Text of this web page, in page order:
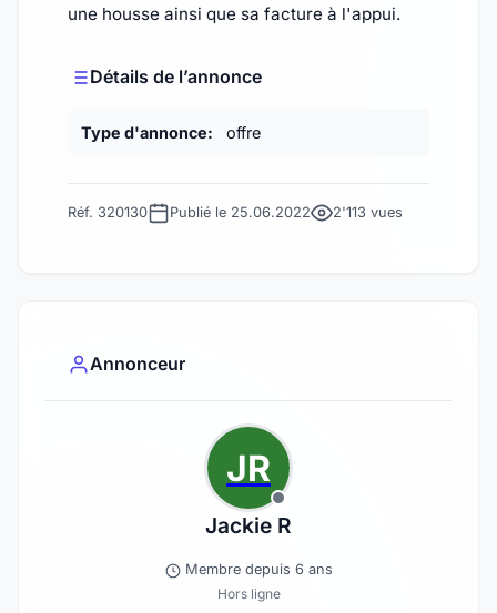
une housse ainsi que sa facture à l'appui.
Détails de l’annonce
Type d'annonce: offre
Réf. 320130 Publié le 25.06.2022 2'113 vues
Annonceur
JR
Jackie R
Membre depuis 6 ans
Hors ligne